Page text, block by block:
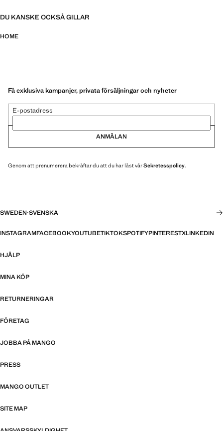
DU KANSKE OCKSÅ GILLAR
HOME
Få exklusiva kampanjer, privata försäljningar och nyheter
E-postadress
ANMÄLAN
Genom att prenumerera bekräftar du att du har läst vårSekretesspolicy.
SWEDEN·SVENSKA
INSTAGRAMFACEBOOKYOUTUBETIKTOKSPOTIFYPINTERESTXLINKEDIN
HJÄLP
MINA KÖP
RETURNERINGAR
FÖRETAG
JOBBA PÅ MANGO
PRESS
MANGO OUTLET
SITE MAP